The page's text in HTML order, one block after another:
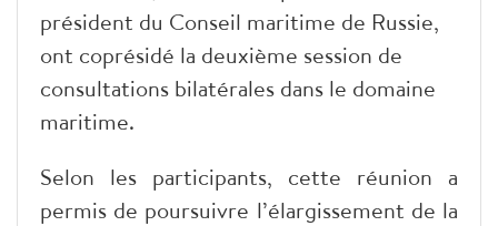
président du Conseil maritime de Russie,
ont coprésidé la deuxième session de
consultations bilatérales dans le domaine
maritime.
Selon les participants, cette réunion a
permis de poursuivre l’élargissement de la